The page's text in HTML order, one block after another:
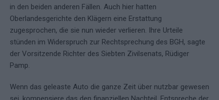
in den beiden anderen Fällen. Auch hier hatten
Oberlandesgerichte den Klägern eine Erstattung
zugesprochen, die sie nun wieder verlieren. Ihre Urteile
stünden im Widerspruch zur Rechtsprechung des BGH, sagte
der Vorsitzende Richter des Siebten Zivilsenats, Rüdiger
Pamp.
Wenn das geleaste Auto die ganze Zeit über nutzbar gewesen